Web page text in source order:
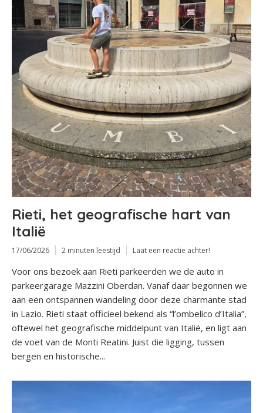
Rieti, het geografische hart van
Italië
17/06/2026 2 minuten leestijd Laat een reactie achter!
Voor ons bezoek aan Rieti parkeerden we de auto in
parkeergarage Mazzini Oberdan. Vanaf daar begonnen we
aan een ontspannen wandeling door deze charmante stad
in Lazio. Rieti staat officieel bekend als “l’ombelico d’Italia”,
oftewel het geografische middelpunt van Italië, en ligt aan
de voet van de Monti Reatini. Juist die ligging, tussen
bergen en historische...